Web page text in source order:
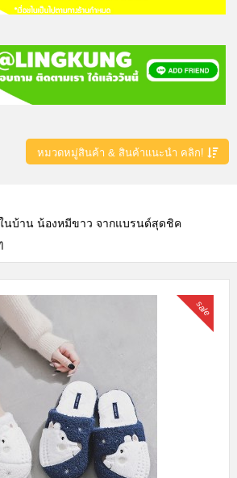
หมวดหมู่สินค้า & สินค้าแนะนำ คลิก!
ในบ้าน น้องหมีขาว จากแบรนด์สุดชิค
sale